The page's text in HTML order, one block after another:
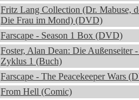
Fritz Lang Collection (Dr. Mabuse,
Die Frau im Mond) (DVD)
Farscape - Season 1 Box (DVD)
Foster, Alan Dean: Die Außenseiter
Zyklus 1 (Buch)
Farscape - The Peacekeeper Wars
From Hell (Comic)